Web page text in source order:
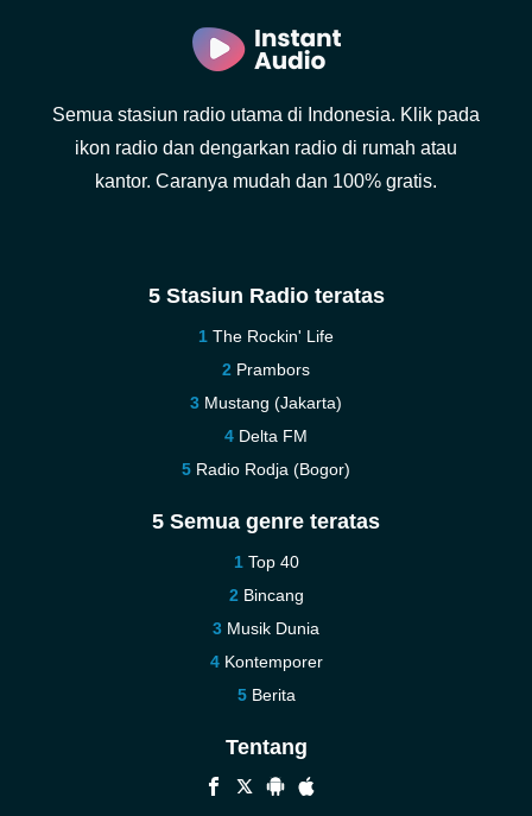
Semua stasiun radio utama di Indonesia. Klik pada
ikon radio dan dengarkan radio di rumah atau
kantor. Caranya mudah dan 100% gratis.
5 Stasiun Radio teratas
The Rockin' Life
Prambors
Mustang (Jakarta)
Delta FM
Radio Rodja (Bogor)
5 Semua genre teratas
Top 40
Bincang
Musik Dunia
Kontemporer
Berita
Tentang